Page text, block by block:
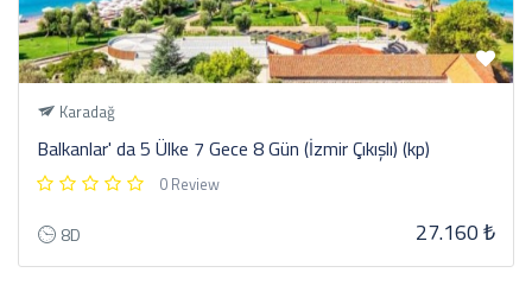
Karadağ
Balkanlar' da 5 Ülke 7 Gece 8 Gün (İzmir Çıkışlı) (kp)
0 Review
8D 27.160 ₺